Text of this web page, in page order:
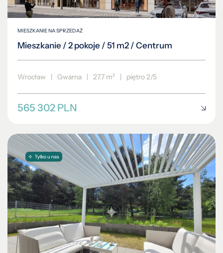
MIESZKANIE NA SPRZEDAŻ
Mieszkanie / 2 pokoje / 51 m2 / Centrum
Wrocław | Gwarna | 27.7 m² | piętro 2/5
565 302 PLN